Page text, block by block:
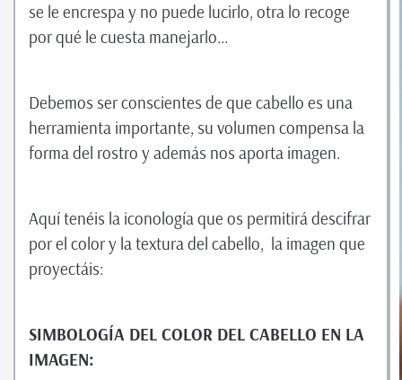
se le encrespa y no puede lucirlo, otra lo recoge
por qué le cuesta manejarlo…
Debemos ser conscientes de que cabello es una
herramienta importante, su volumen compensa la
forma del rostro y además nos aporta imagen.
Aquí tenéis la iconología que os permitirá descifrar
por el color y la textura del cabello, la imagen que
proyectáis:
SIMBOLOGÍA DEL COLOR DEL CABELLO EN LA
IMAGEN: